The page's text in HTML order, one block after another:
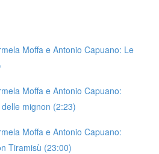
Moffa e Antonio Capuano: Le
Moffa e Antonio Capuano:
mignon (2:23)
Moffa e Antonio Capuano:
Tiramisù (23:00)